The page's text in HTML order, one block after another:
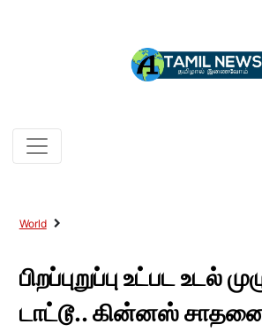
World
பிறப்புறுப்பு உட்பட உடல்
டாட்டூ.. கின்னஸ்